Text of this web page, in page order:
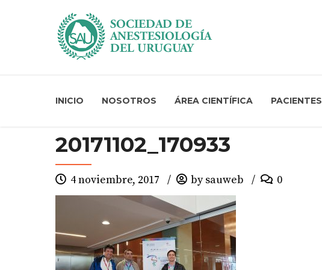
INICIO NOSOTROS ÁREA CIENTÍFICA PACIENTES
20171102_170933
4 noviembre, 2017 by sauweb 0